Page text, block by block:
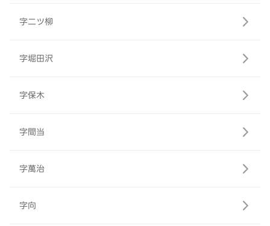
字二ツ柳
字堀田沢
字保木
字間当
字萬治
字向